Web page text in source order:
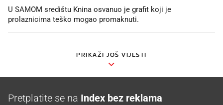
U SAMOM središtu Knina osvanuo je grafit koji je
prolaznicima teško mogao promaknuti.
PRIKAŽI JOŠ VIJESTI
Pretplatite se na Index bez reklama